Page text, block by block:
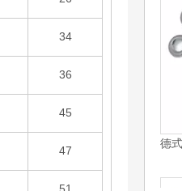
34
36
45
47